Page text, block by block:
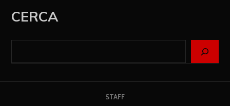
CERCA
STAFF